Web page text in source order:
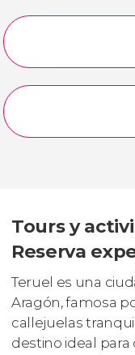
Tours y
Reserva
Teruel es una
Aragón, famosa
callejuelas
destino ideal